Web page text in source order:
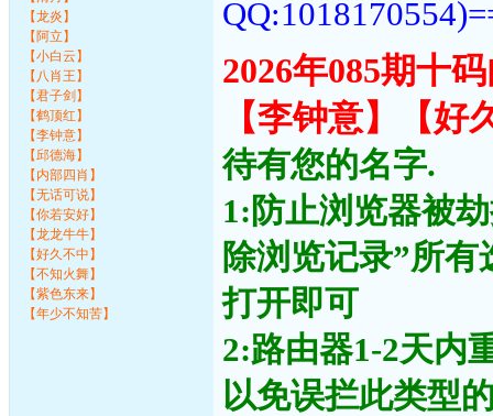
【龙炎】
【阿立】
【小白云】
【八肖王】
【君子剑】
【鹤顶红】
【李钟意】
【邱德海】
【内部四肖】
【无话可说】
【你若安好】
【龙龙牛牛】
【好久不中】
【不知火舞】
【紫色东来】
【年少不知苦】
2026年085期十
【李钟意】【
待有您的名字.
1:防止浏览器被
除浏览记录”所
打开即可
2:路由器1-2天内
以免误拦此类型